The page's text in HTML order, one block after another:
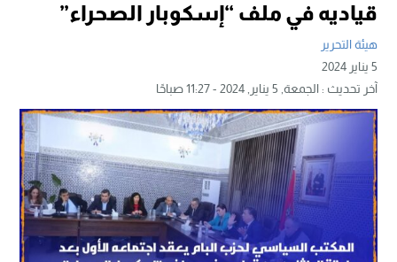
قياديه في ملف “إسكوبار الصحراء”
هيئة التحرير
5 يناير 2024
آخر تحديث :الجمعة, 5 يناير, 2024 - 11:27 صباحًا